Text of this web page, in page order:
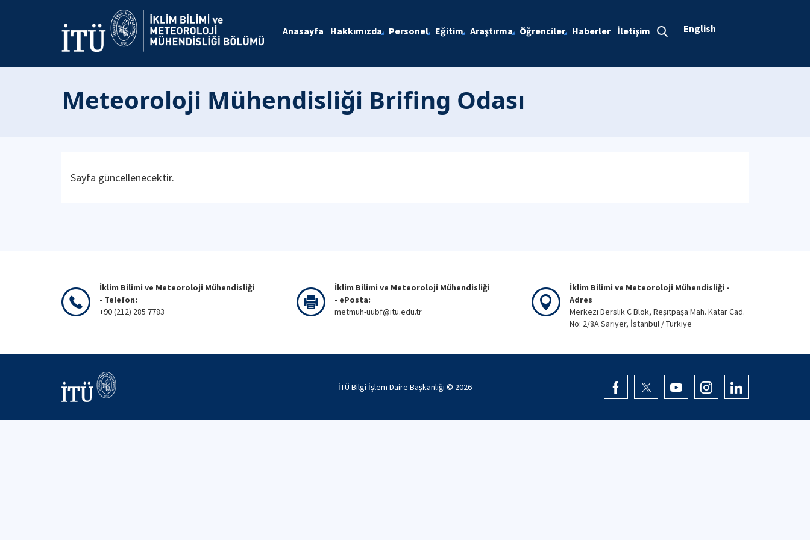
Anasayfa Hakkımızda Personel Eğitim Araştırma Öğrenciler Haberler İletişim English
Meteoroloji Mühendisliği Brifing Odası
Sayfa güncellenecektir.
İklim Bilimi ve Meteoroloji Mühendisliği
- Telefon:
+90 (212) 285 7783
İklim Bilimi ve Meteoroloji Mühendisliği
- ePosta:
metmuh-uubf@itu.edu.tr
İklim Bilimi ve Meteoroloji Mühendisliği -
Adres
Merkezi Derslik C Blok, Reşitpaşa Mah. Katar Cad.
No: 2/8A Sarıyer, İstanbul / Türkiye
İTÜ Bilgi İşlem Daire Başkanlığı © 2026